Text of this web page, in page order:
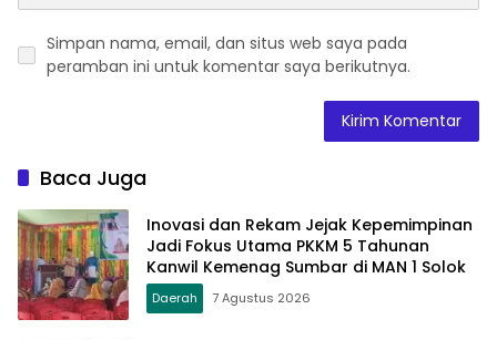
Simpan nama, email, dan situs web saya pada
peramban ini untuk komentar saya berikutnya.
Baca Juga
Inovasi dan Rekam Jejak Kepemimpinan
Jadi Fokus Utama PKKM 5 Tahunan
Kanwil Kemenag Sumbar di MAN 1 Solok
Daerah 7 Agustus 2026